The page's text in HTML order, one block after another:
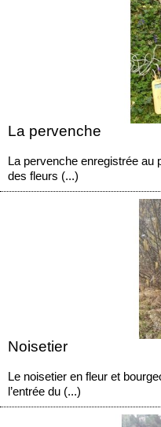
La pervenche
La pervenche enregistrée au
des fleurs (...)
Noisetier
Le noisetier en fleur et
l’entrée du (...)